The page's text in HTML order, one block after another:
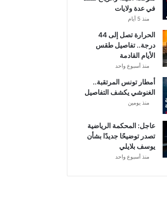
في عدة ولايات
منذ 5 أيام
الحرارة تصل إلى 44
درجة.. تفاصيل طقس
الأيام القادمة
منذ أسبوع واحد
أمطار تونس المرتقبة..
الغنوشي يكشف التفاصيل
منذ يومين
عاجل: المحكمة الرياضية
تصدر توضيحًا جديدًا بشأن
يوسف بلايلي
منذ أسبوع واحد